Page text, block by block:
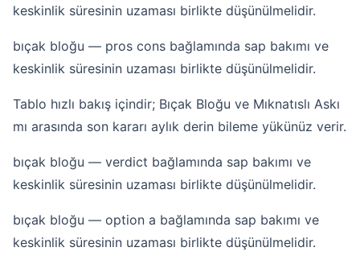
keskinlik süresinin uzaması birlikte düşünülmelidir.
bıçak bloğu — pros cons bağlamında sap bakımı ve
keskinlik süresinin uzaması birlikte düşünülmelidir.
Tablo hızlı bakış içindir; Bıçak Bloğu ve Mıknatıslı Askı
mı arasında son kararı aylık derin bileme yükünüz verir.
bıçak bloğu — verdict bağlamında sap bakımı ve
keskinlik süresinin uzaması birlikte düşünülmelidir.
bıçak bloğu — option a bağlamında sap bakımı ve
keskinlik süresinin uzaması birlikte düşünülmelidir.